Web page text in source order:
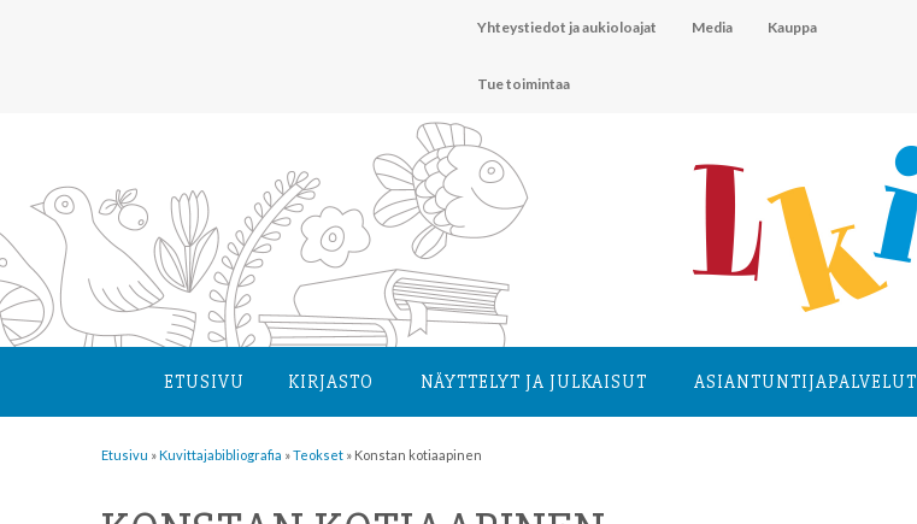
Yhteystiedot ja aukioloajat Media Kauppa
Tue toimintaa
ETUSIVU KIRJASTO NÄYTTELYT JA JULKAISUT ASIANTUNTIJA­PALVELUT
Etusivu »Kuvittaja­bibliografia »Teokset » Konstan kotiaapinen